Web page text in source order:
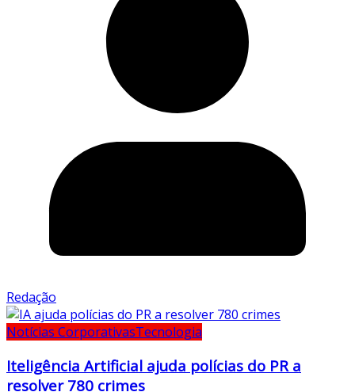
Redação
Notícias CorporativasTecnologia
Iteligência Artificial ajuda polícias do PR a
resolver 780 crimes